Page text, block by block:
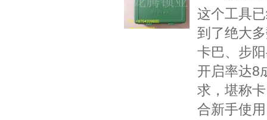
这个工具
到了绝大
卡巴、步
开启率达8
求，堪称
合新手使